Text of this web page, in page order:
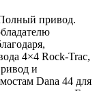
привод.
4×4 Rock-Trac,
и
Dana 44 для